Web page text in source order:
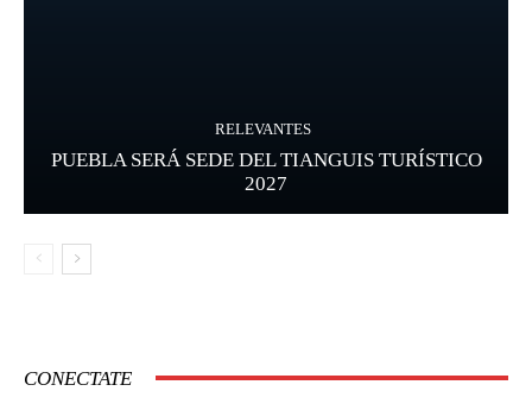
RELEVANTES
PUEBLA SERÁ SEDE DEL TIANGUIS TURÍSTICO
2027
CONECTATE